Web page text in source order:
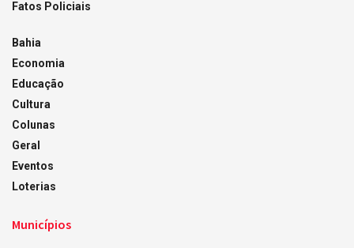
Fatos Policiais
Bahia
Economia
Educação
Cultura
Colunas
Geral
Eventos
Loterias
Municípios